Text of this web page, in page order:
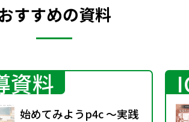
すすめの資料
資料
始めてみようp4c ～実践